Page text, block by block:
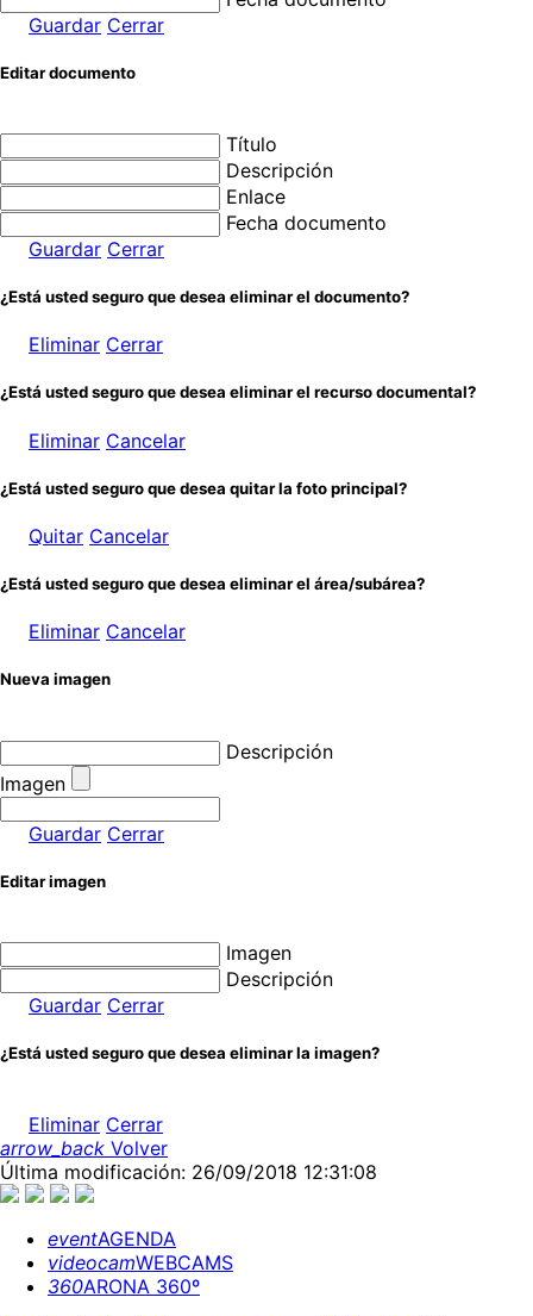
Guardar Cerrar
Editar documento
Título
Descripción
Enlace
Fecha documento
Guardar Cerrar
¿Está usted seguro que desea eliminar el documento?
Eliminar Cerrar
¿Está usted seguro que desea eliminar el recurso documental?
Eliminar Cancelar
¿Está usted seguro que desea quitar la foto principal?
Quitar Cancelar
¿Está usted seguro que desea eliminar el área/subárea?
Eliminar Cancelar
Nueva imagen
Descripción
Imagen
Guardar Cerrar
Editar imagen
Imagen
Descripción
Guardar Cerrar
¿Está usted seguro que desea eliminar la imagen?
Eliminar Cerrar
arrow_back Volver
Última modificación: 26/09/2018 12:31:08
eventAGENDA
videocamWEBCAMS
360ARONA 360º